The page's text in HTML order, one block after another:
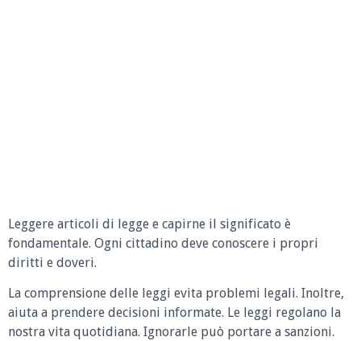
Leggere articoli di legge e capirne il significato è
fondamentale. Ogni cittadino deve conoscere i propri
diritti e doveri.
La comprensione delle leggi evita problemi legali. Inoltre,
aiuta a prendere decisioni informate. Le leggi regolano la
nostra vita quotidiana. Ignorarle può portare a sanzioni.